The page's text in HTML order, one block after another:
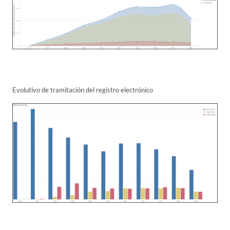
Evolutivo de tramitación del registro electrónico